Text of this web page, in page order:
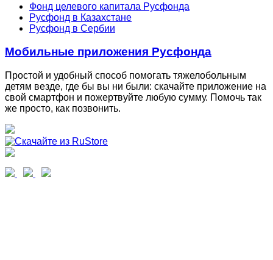
Фонд целевого капитала Русфонда
Русфонд в Казахстане
Русфонд в Сербии
Мобильные приложения Русфонда
Простой и удобный способ помогать тяжелобольным
детям везде, где бы вы ни были: скачайте приложение на
свой смартфон и пожертвуйте любую сумму. Помочь так
же просто, как позвонить.